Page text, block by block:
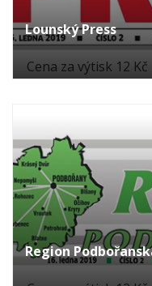
Lounský Press
Cena za výtisk 12 Kč
Region